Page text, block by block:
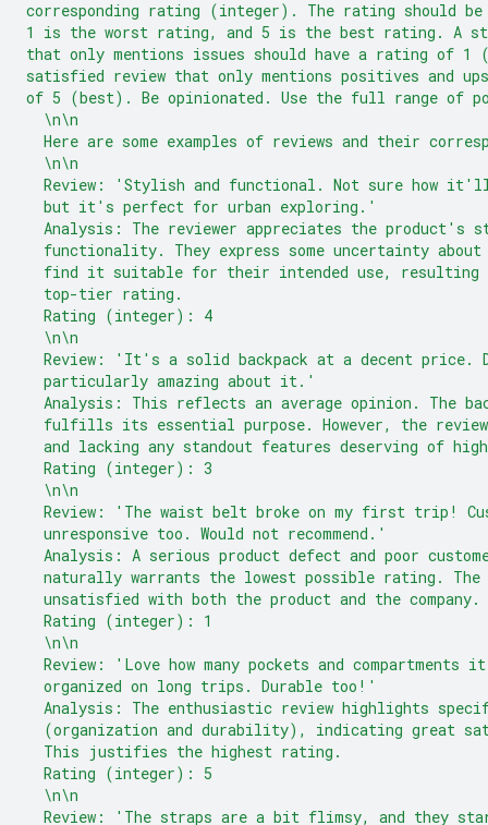
corresponding rating (integer). The rating should be
1 is the worst rating, and 5 is the best rating. A
that only mentions issues should have a rating of 1
satisfied review that only mentions positives and
of 5 (best). Be opinionated. Use the full range of
  \n\n
Here are some examples of reviews and their
  \n\n
Review: 'Stylish and functional. Not sure how
  but it's perfect for urban exploring.'
Analysis: The reviewer appreciates the product's
functionality. They express some uncertainty
find it suitable for their intended use, resulting
  top-tier rating.
  Rating (integer): 4
  \n\n
Review: 'It's a solid backpack at a decent price.
  particularly amazing about it.'
Analysis: This reflects an average opinion. The
fulfills its essential purpose. However, the
and lacking any standout features deserving of
  Rating (integer): 3
  \n\n
Review: 'The waist belt broke on my first trip!
  unresponsive too. Would not recommend.'
Analysis: A serious product defect and poor
naturally warrants the lowest possible rating.
  unsatisfied with both the product and the company.
  Rating (integer): 1
  \n\n
Review: 'Love how many pockets and compartments
  organized on long trips. Durable too!'
Analysis: The enthusiastic review highlights
(organization and durability), indicating great
  This justifies the highest rating.
  Rating (integer): 5
  \n\n
Review: 'The straps are a bit flimsy, and they